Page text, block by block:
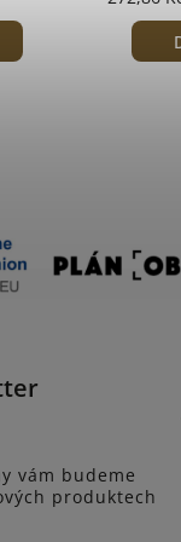
vám budeme
produktech